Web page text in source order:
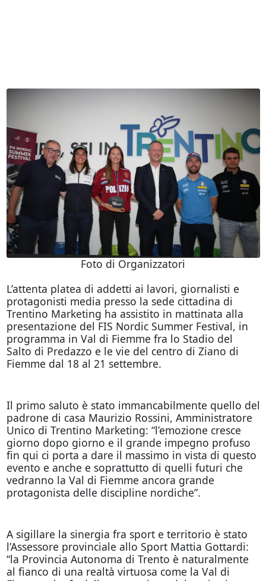
Foto di Organizzatori
L’attenta platea di addetti ai lavori, giornalisti e
protagonisti media presso la sede cittadina di
Trentino Marketing ha assistito in mattinata alla
presentazione del FIS Nordic Summer Festival, in
programma in Val di Fiemme fra lo Stadio del
Salto di Predazzo e le vie del centro di Ziano di
Fiemme dal 18 al 21 settembre.
Il primo saluto è stato immancabilmente quello del
padrone di casa Maurizio Rossini, Amministratore
Unico di Trentino Marketing: “l’emozione cresce
giorno dopo giorno e il grande impegno profuso
fin qui ci porta a dare il massimo in vista di questo
evento e anche e soprattutto di quelli futuri che
vedranno la Val di Fiemme ancora grande
protagonista delle discipline nordiche”.
A sigillare la sinergia fra sport e territorio è stato
l’Assessore provinciale allo Sport Mattia Gottardi:
“la Provincia Autonoma di Trento è naturalmente
al fianco di una realtà virtuosa come la Val di